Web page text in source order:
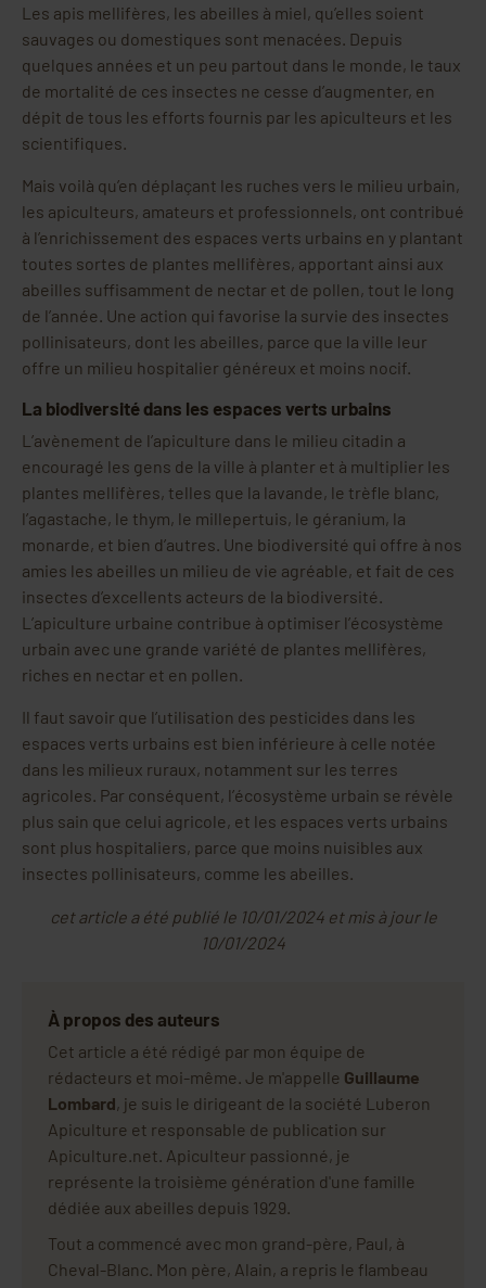
Les apis mellifères, les abeilles à miel, qu’elles soient
sauvages ou domestiques sont menacées. Depuis
quelques années et un peu partout dans le monde, le taux
de mortalité de ces insectes ne cesse d’augmenter, en
dépit de tous les efforts fournis par les apiculteurs et les
scientifiques.
Mais voilà qu’en déplaçant les ruches vers le milieu urbain,
les apiculteurs, amateurs et professionnels, ont contribué
à l’enrichissement des espaces verts urbains en y plantant
toutes sortes de plantes mellifères, apportant ainsi aux
abeilles suffisamment de nectar et de pollen, tout le long
de l’année. Une action qui favorise la survie des insectes
pollinisateurs, dont les abeilles, parce que la ville leur
offre un milieu hospitalier généreux et moins nocif.
La biodiversité dans les espaces verts urbains
L’avènement de l’apiculture dans le milieu citadin a
encouragé les gens de la ville à planter et à multiplier les
plantes mellifères, telles que la lavande, le trèfle blanc,
l’agastache, le thym, le millepertuis, le géranium, la
monarde, et bien d’autres. Une biodiversité qui offre à nos
amies les abeilles un milieu de vie agréable, et fait de ces
insectes d’excellents acteurs de la biodiversité.
L’apiculture urbaine contribue à optimiser l’écosystème
urbain avec une grande variété de plantes mellifères,
riches en nectar et en pollen.
Il faut savoir que l’utilisation des pesticides dans les
espaces verts urbains est bien inférieure à celle notée
dans les milieux ruraux, notamment sur les terres
agricoles. Par conséquent, l’écosystème urbain se révèle
plus sain que celui agricole, et les espaces verts urbains
sont plus hospitaliers, parce que moins nuisibles aux
insectes pollinisateurs, comme les abeilles.
cet article a été publié le 10/01/2024 et mis à jour le
10/01/2024
À propos des auteurs
Cet article a été rédigé par mon équipe de
rédacteurs et moi-même. Je m'appelle Guillaume
Lombard, je suis le dirigeant de la société Luberon
Apiculture et responsable de publication sur
Apiculture.net. Apiculteur passionné, je
représente la troisième génération d'une famille
dédiée aux abeilles depuis 1929.
Tout a commencé avec mon grand-père, Paul, à
Cheval-Blanc. Mon père, Alain, a repris le flambeau